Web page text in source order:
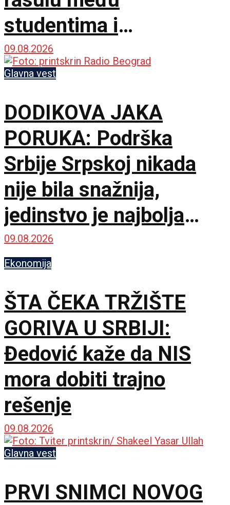
studentima i
opozicijom: Neka nam
je Bog u pomoći
09.08.2026
Glavna vest
DODIKOVA JAKA
PORUKA: Podrška
Srbije Srpskoj nikada
nije bila snažnija,
jedinstvo je najbolja
garancija
09.08.2026
Ekonomija
ŠTA ČEKA TRŽIŠTE
GORIVA U SRBIJI:
Đedović kaže da NIS
mora dobiti trajno
rešenje
09.08.2026
Glavna vest
PRVI SNIMCI NOVOG